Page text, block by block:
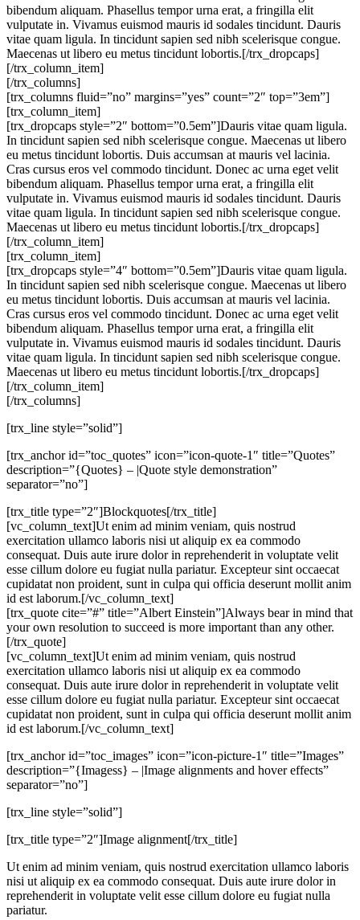
bibendum aliquam. Phasellus tempor urna erat, a fringilla elit
vulputate in. Vivamus euismod mauris id sodales tincidunt. Dauris
vitae quam ligula. In tincidunt sapien sed nibh scelerisque congue.
Maecenas ut libero eu metus tincidunt lobortis.[/trx_dropcaps]
[/trx_column_item]
[/trx_columns]
[trx_columns fluid=”no” margins=”yes” count=”2″ top=”3em”]
[trx_column_item]
[trx_dropcaps style=”2″ bottom=”0.5em”]Dauris vitae quam ligula.
In tincidunt sapien sed nibh scelerisque congue. Maecenas ut libero
eu metus tincidunt lobortis. Duis accumsan at mauris vel lacinia.
Cras cursus eros vel commodo tincidunt. Donec ac urna eget velit
bibendum aliquam. Phasellus tempor urna erat, a fringilla elit
vulputate in. Vivamus euismod mauris id sodales tincidunt. Dauris
vitae quam ligula. In tincidunt sapien sed nibh scelerisque congue.
Maecenas ut libero eu metus tincidunt lobortis.[/trx_dropcaps]
[/trx_column_item]
[trx_column_item]
[trx_dropcaps style=”4″ bottom=”0.5em”]Dauris vitae quam ligula.
In tincidunt sapien sed nibh scelerisque congue. Maecenas ut libero
eu metus tincidunt lobortis. Duis accumsan at mauris vel lacinia.
Cras cursus eros vel commodo tincidunt. Donec ac urna eget velit
bibendum aliquam. Phasellus tempor urna erat, a fringilla elit
vulputate in. Vivamus euismod mauris id sodales tincidunt. Dauris
vitae quam ligula. In tincidunt sapien sed nibh scelerisque congue.
Maecenas ut libero eu metus tincidunt lobortis.[/trx_dropcaps]
[/trx_column_item]
[/trx_columns]
[trx_line style=”solid”]
[trx_anchor id=”toc_quotes” icon=”icon-quote-1″ title=”Quotes”
description=”{Quotes} – |Quote style demonstration”
separator=”no”]
[trx_title type=”2″]Blockquotes[/trx_title]
[vc_column_text]Ut enim ad minim veniam, quis nostrud
exercitation ullamco laboris nisi ut aliquip ex ea commodo
consequat. Duis aute irure dolor in reprehenderit in voluptate velit
esse cillum dolore eu fugiat nulla pariatur. Excepteur sint occaecat
cupidatat non proident, sunt in culpa qui officia deserunt mollit anim
id est laborum.[/vc_column_text]
[trx_quote cite=”#” title=”Albert Einstein”]Always bear in mind that
your own resolution to succeed is more important than any other.
[/trx_quote]
[vc_column_text]Ut enim ad minim veniam, quis nostrud
exercitation ullamco laboris nisi ut aliquip ex ea commodo
consequat. Duis aute irure dolor in reprehenderit in voluptate velit
esse cillum dolore eu fugiat nulla pariatur. Excepteur sint occaecat
cupidatat non proident, sunt in culpa qui officia deserunt mollit anim
id est laborum.[/vc_column_text]
[trx_anchor id=”toc_images” icon=”icon-picture-1″ title=”Images”
description=”{Imagess} – |Image alignments and hover effects”
separator=”no”]
[trx_line style=”solid”]
[trx_title type=”2″]Image alignment[/trx_title]
Ut enim ad minim veniam, quis nostrud exercitation ullamco laboris
nisi ut aliquip ex ea commodo consequat. Duis aute irure dolor in
reprehenderit in voluptate velit esse cillum dolore eu fugiat nulla
pariatur.